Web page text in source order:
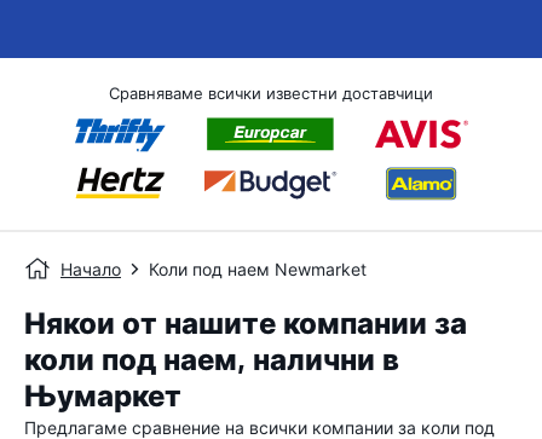
Сравняваме всички известни доставчици
Начало Коли под наем Newmarket
Някои от нашите компании за
коли под наем, налични в
Њумаркет
Предлагаме сравнение на всички компании за коли под